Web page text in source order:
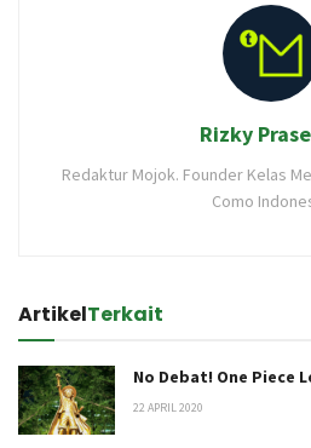
Rizky
Redaktur Mojok. Founder Kelas
Como
ArtikelTerkait
No Debat! One Piece
22 APRIL 2020